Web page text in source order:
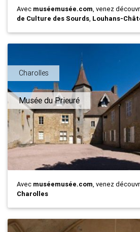
Avec muséemusée.com, venez
de Culture des Sourds, Louhans-
Charolles
Musée du Prieuré
Avec muséemusée.com, venez
Charolles